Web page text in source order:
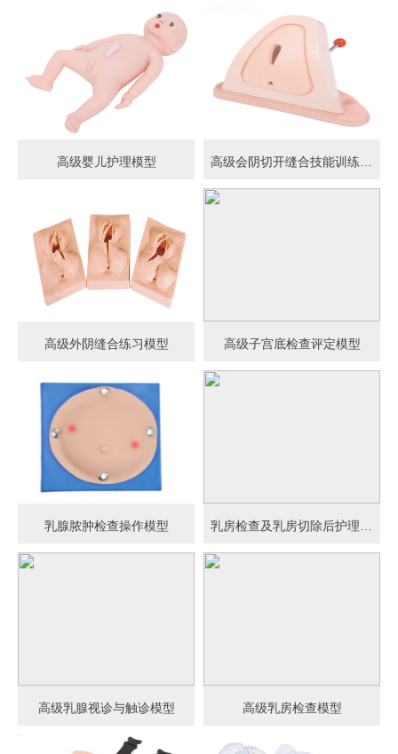
高级婴儿护理模型 高级会阴切开缝合技能训练模型
高级外阴缝合练习模型 高级子宫底检查评定模型
乳腺脓肿检查操作模型
高级乳腺视诊与触诊模型 高级乳房检查模型